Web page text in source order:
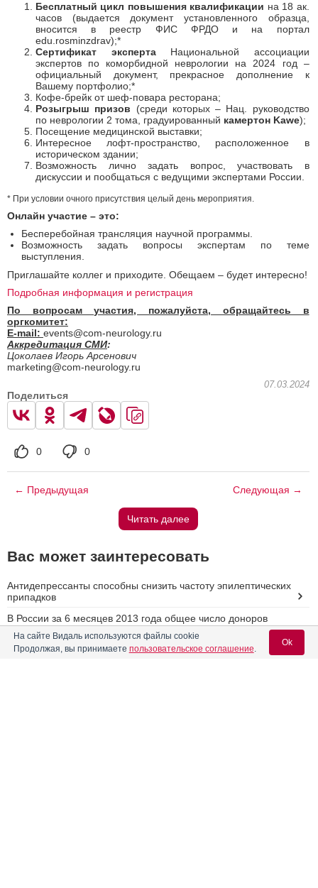
Бесплатный цикл повышения квалификации на 18 ак.
часов (выдается документ установленного образца,
вносится в реестр ФИС ФРДО и на портал
edu.rosminzdrav);*
Сертификат экспертаНациональной ассоциации
экспертов по коморбидной неврологии на 2024 год –
официальный документ, прекрасное дополнение к
Вашему портфолио;*
Кофе-брейк от шеф-повара ресторана;
Розыгрыш призов (среди которых – Нац. руководство
по неврологии 2 тома, градуированный камертон Kawe);
Посещение медицинской выставки;
Интересное лофт-пространство, расположенное в
историческом здании;
Возможность лично задать вопрос, участвовать в
дискуссии и пообщаться с ведущими экспертами России.
* При условии очного присутствия целый день мероприятия.
Онлайн участие – это:
Бесперебойная трансляция научной программы.
Возможность задать вопросы экспертам по теме
выступления.
Приглашайте коллег и приходите. Обещаем – будет интересно!
Подробная информация и регистрация
По вопросам участия, пожалуйста, обращайтесь в
оргкомитет:
E-mail: events@com-neurology.ru
Аккредитация СМИ:
Цоколаев Игорь Арсенович
marketing@com-neurology.ru
07.03.2024
Поделиться
0 0
← Предыдущая Следующая →
Читать далее
Вас может заинтересовать
Антидепрессанты способны снизить частоту эпилептических
припадков
В России за 6 месяцев 2013 года общее число доноров
увеличилось на 3%
Департамент здравоохранения Москвы отмечает
На сайте Видаль используются файлы cookie
Продолжая, вы принимаете пользовательское соглашение.
Ok